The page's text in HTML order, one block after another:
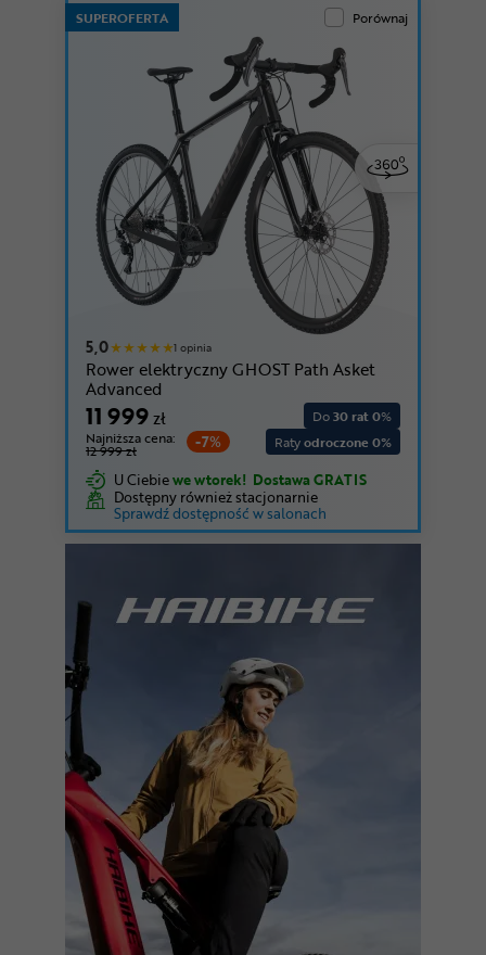
Nowości
Superoferta
SUPEROFERTA Porównaj
5,0 1 opinia
Rower elektryczny GHOST Path Asket
Advanced
11 999zł
-7%
Najniższa cena:
12 999 zł
Do30 rat 0%
Ratyodroczone 0%
U Ciebiewe wtorek! Dostawa GRATIS
Dostępny również stacjonarnie
Sprawdź dostępność w salonach